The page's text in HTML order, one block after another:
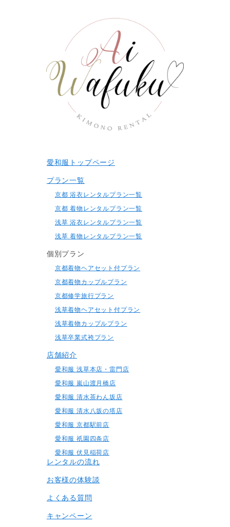
愛和服トップページ
プラン一覧
京都 浴衣レンタルプラン一覧
京都 着物レンタルプラン一覧
浅草 浴衣レンタルプラン一覧
浅草 着物レンタルプラン一覧
個別プラン
京都着物ヘアセット付プラン
京都着物カップルプラン
京都修学旅行プラン
浅草着物ヘアセット付プラン
浅草着物カップルプラン
浅草卒業式袴プラン
店舗紹介
愛和服 浅草本店・雷門店
愛和服 嵐山渡月橋店
愛和服 清水茶わん坂店
愛和服 清水八坂の塔店
愛和服 京都駅前店
愛和服 祇園四条店
愛和服 伏見稲荷店
レンタルの流れ
お客様の体験談
よくある質問
キャンペーン